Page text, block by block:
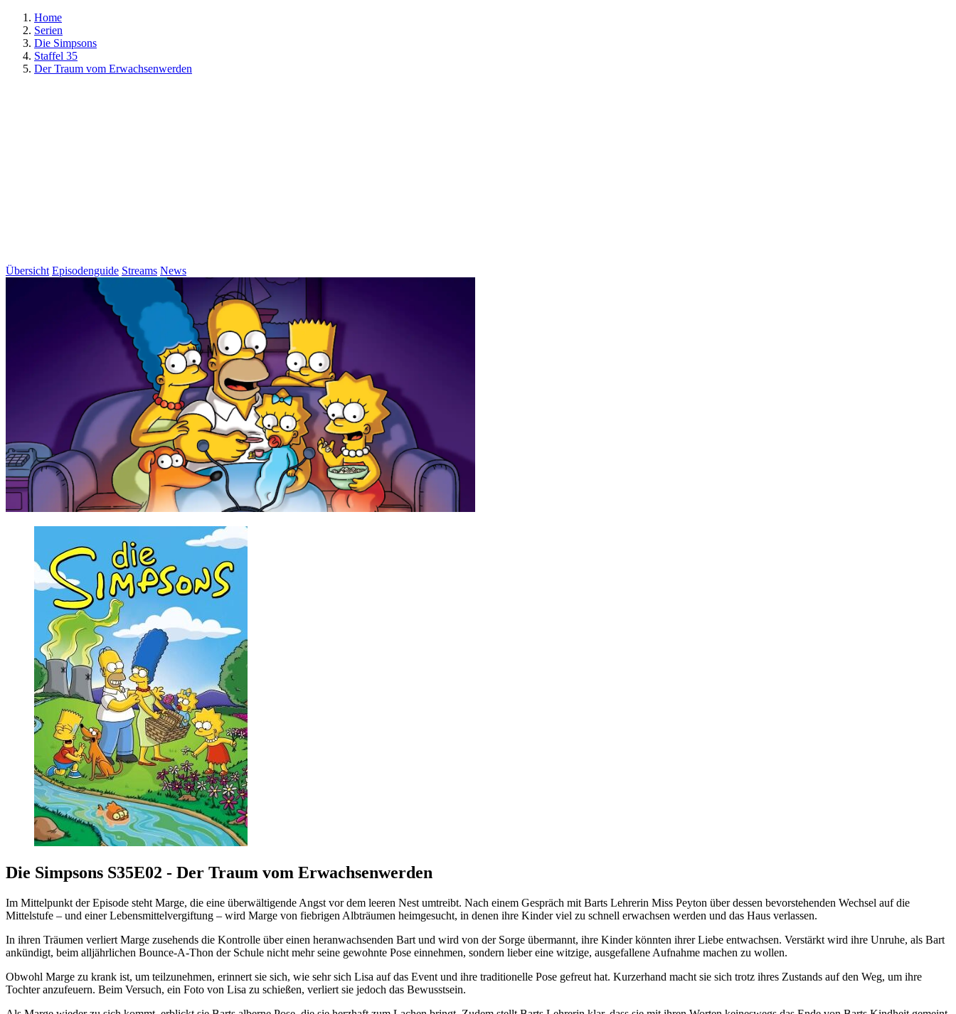
Home
Serien
Die Simpsons
Staffel 35
Der Traum vom Erwachsenwerden
Übersicht Episodenguide Streams News
Die Simpsons S35E02 - Der Traum vom Erwachsenwerden
Im Mittelpunkt der Episode steht Marge, die eine überwältigende Angst vor dem leeren Nest umtreibt. Nach einem Gespräch mit Barts Lehrerin Miss Peyton über dessen bevorstehenden Wechsel auf die
Mittelstufe – und einer Lebensmittelvergiftung – wird Marge von fiebrigen Albträumen heimgesucht, in denen ihre Kinder viel zu schnell erwachsen werden und das Haus verlassen.
In ihren Träumen verliert Marge zusehends die Kontrolle über einen heranwachsenden Bart und wird von der Sorge übermannt, ihre Kinder könnten ihrer Liebe entwachsen. Verstärkt wird ihre Unruhe, als Bart
ankündigt, beim alljährlichen Bounce-A-Thon der Schule nicht mehr seine gewohnte Pose einnehmen, sondern lieber eine witzige, ausgefallene Aufnahme machen zu wollen.
Obwohl Marge zu krank ist, um teilzunehmen, erinnert sie sich, wie sehr sich Lisa auf das Event und ihre traditionelle Pose gefreut hat. Kurzerhand macht sie sich trotz ihres Zustands auf den Weg, um ihre
Tochter anzufeuern. Beim Versuch, ein Foto von Lisa zu schießen, verliert sie jedoch das Bewusstsein.